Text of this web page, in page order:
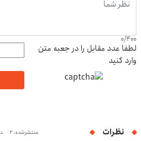
0/400
لطفا عدد مقابل را در جعبه متن
وارد کنید
نظرات منتشرشده: 2